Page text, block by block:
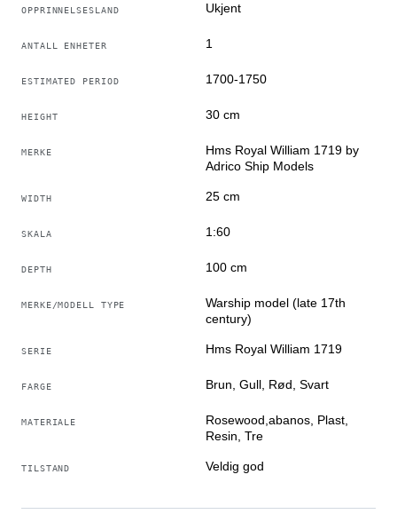
OPPRINNELSESLAND Ukjent
ANTALL ENHETER 1
ESTIMATED PERIOD 1700-1750
HEIGHT 30 cm
MERKE
Hms Royal William 1719 by
Adrico Ship Models
WIDTH 25 cm
SKALA 1:60
DEPTH 100 cm
MERKE/MODELL TYPE
Warship model (late 17th
century)
SERIE Hms Royal William 1719
FARGE Brun, Gull, Rød, Svart
MATERIALE
Rosewood,abanos, Plast,
Resin, Tre
TILSTAND Veldig god